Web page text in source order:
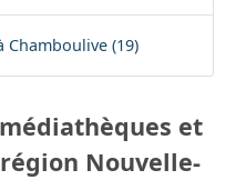
(19)
et
Nouvelle-